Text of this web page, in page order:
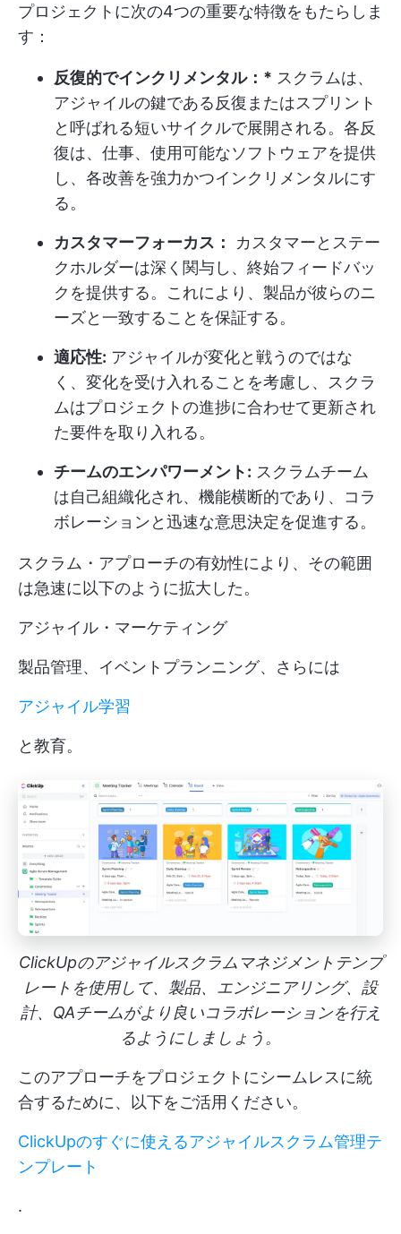
プロジェクトに次の4つの重要な特徴をもたらしま
す：
反復的でインクリメンタル：* スクラムは、
アジャイルの鍵である反復またはスプリント
と呼ばれる短いサイクルで展開される。各反
復は、仕事、使用可能なソフトウェアを提供
し、各改善を強力かつインクリメンタルにす
る。
カスタマーフォーカス：
カスタマーとステー
クホルダーは深く関与し、終始フィードバッ
クを提供する。これにより、製品が彼らのニ
ーズと一致することを保証する。
適応性: アジャイルが変化と戦うのではな
く、変化を受け入れることを考慮し、スクラ
ムはプロジェクトの進捗に合わせて更新され
た要件を取り入れる。
チームのエンパワーメント: スクラムチーム
は自己組織化され、機能横断的であり、コラ
ボレーションと迅速な意思決定を促進する。
スクラム・アプローチの有効性により、その範囲
は急速に以下のように拡大した。
アジャイル・マーケティング
製品管理、イベントプランニング、さらには
アジャイル学習
と教育。
ClickUpのアジャイルスクラムマネジメントテンプ
レートを使用して、製品、エンジニアリング、設
計、QAチームがより良いコラボレーションを行え
るようにしましょう。
このアプローチをプロジェクトにシームレスに統
合するために、以下をご活用ください。
ClickUpのすぐに使えるアジャイルスクラム管理テ
ンプレート
.